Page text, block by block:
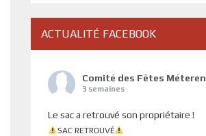
ACTUALITÉ FACEBOOK
Comité des Fêtes Méteren
3 semaines
Le sac a retrouvé son propriétaire !
SAC RETROUVÉ